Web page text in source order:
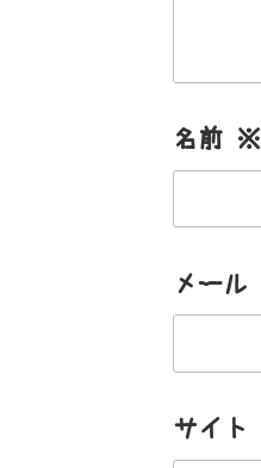
名前 ※
メール
サイト